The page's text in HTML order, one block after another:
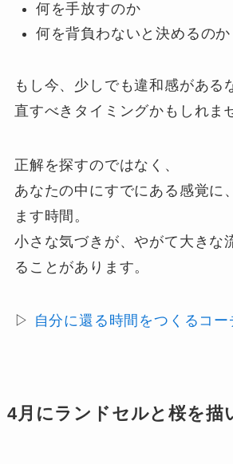
何を手放すのか
何を背負わないと決めるのか
もし今、少しでも違和感がある
直すべきタイミングかもしれま
正解を探すのではなく、
あなたの中にすでにある感覚に
ます時間。
小さな気づきが、やがて大きな
ることがあります。
▷ 自分に還る時間をつくるコー
4月にランドセルと桜を描